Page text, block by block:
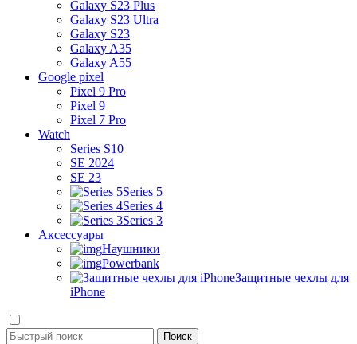
Galaxy S23 Plus
Galaxy S23 Ultra
Galaxy S23
Galaxy A35
Galaxy A55
Google pixel
Pixel 9 Pro
Pixel 9
Pixel 7 Pro
Watch
Series S10
SE 2024
SE 23
Series 5
Series 4
Series 3
Аксессуары
Наушники
Powerbank
Защитные чехлы для
iPhone